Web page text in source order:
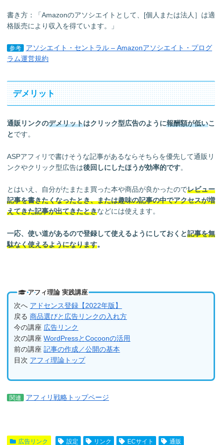
書き方：「Amazonのアソシエイトとして、[個人または法人］は適
格販売により収入を得ています。」
参考
アソシエイト・セントラル – Amazonアソシエイト・プログ
ラム運営規約
デメリット
通販リンクのデメリットはクリック型広告のように報酬額が低いこ
とです。
ASPアフィリで書けそうな記事があるならそちらを優先して通販リ
ンクやクリック型広告は後回しにしたほうが効率的です。
とはいえ、 自分がたまたま買った本や商品が良かったのでレビュー
記事を書きたくなったとき、または趣味の記事の中でアクセスが増
えてきた記事が出てきたときなどには使えます。
一応、使い道があるので登録して使えるようにしておくと記事を無
駄なく使えるようになります。
アフィ理論 実践講座
次へ アドセンス登録【2022年版】
戻る商品選びと広告リンクの入れ方
今の講座 広告リンク
次の講座WordPressとCocoonの活用
前の講座記事の作成／公開の基本
目次 アフィ理論トップ
関連 アフィリ戦略トップページ
広告リンク 設定 リンク ECサイト 通販